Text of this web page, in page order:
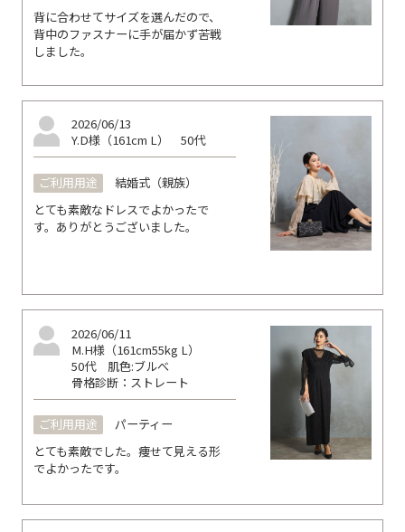
背に合わせてサイズを選んだので、
背中のファスナーに手が届かず苦戦
しました。
2026/06/13
Y.D様（161cm L）50代
ご利用用途
結婚式（親族）
とても素敵なドレスでよかったで
す。ありがとうございました。
2026/06/11
M.H様（161cm55kg L）
50代 肌色:ブルべ
骨格診断：ストレート
ご利用用途
パーティー
とても素敵でした。痩せて見える形
でよかったです。